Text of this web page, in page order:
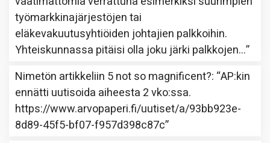
työmarkkinajärjestöjen tai
eläkevakuutusyhtiöiden johtajien palkkoihin.
Yhteiskunnassa pitäisi olla joku järki palkkojen…”
Nimetön artikkeliin 5 not so magnificent?: “AP:kin
ennätti uutisoida aiheesta 2 vko:ssa.
https://www.arvopaperi.fi/uutiset/a/93bb923e-
8d89-45f5-bf07-f957d398c87c”